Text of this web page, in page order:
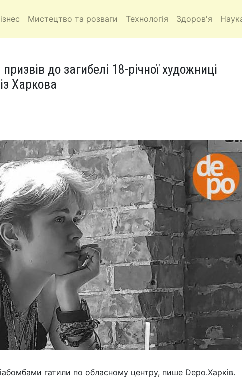
Мистецтво та розваги Технологія Здоров'я
до загибелі 18-річної художниці
Харкова
гатили по обласному центру, пише Depo.Харків.